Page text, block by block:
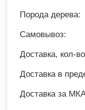
Порода дерева:
Самовывоз:
Доставка, кол-
Доставка в
Доставка за